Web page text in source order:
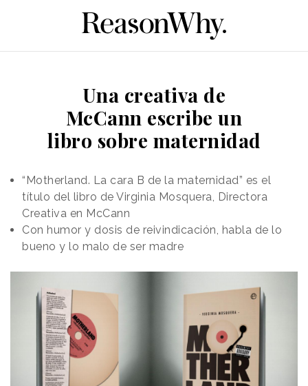
Una creativa de
McCann escribe un
libro sobre maternidad
“Motherland. La cara B de la maternidad” es el
título del libro de Virginia Mosquera, Directora
Creativa en McCann
Con humor y dosis de reivindicación, habla de lo
bueno y lo malo de ser madre